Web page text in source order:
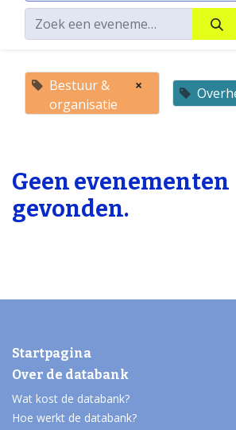
Bestuur &
organisatie
×
Geen evenementen
gevonden.
Startpagina
Over de databank
Wat kost de databank?
Hoe werkt de databank?